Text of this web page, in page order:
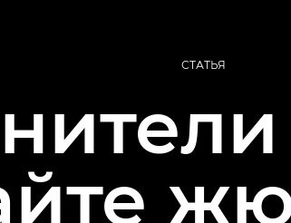
СТАТЬЯ